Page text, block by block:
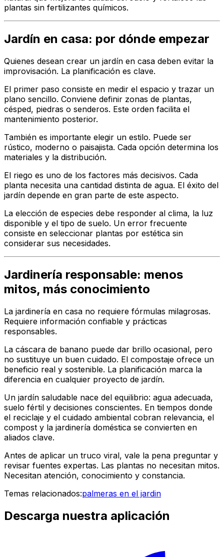
plantas sin fertilizantes químicos.
Jardín en casa: por dónde empezar
Quienes desean crear un jardín en casa deben evitar la
improvisación. La planificación es clave.
El primer paso consiste en medir el espacio y trazar un
plano sencillo. Conviene definir zonas de plantas,
césped, piedras o senderos. Este orden facilita el
mantenimiento posterior.
También es importante elegir un estilo. Puede ser
rústico, moderno o paisajista. Cada opción determina los
materiales y la distribución.
El riego es uno de los factores más decisivos. Cada
planta necesita una cantidad distinta de agua. El éxito del
jardín depende en gran parte de este aspecto.
La elección de especies debe responder al clima, la luz
disponible y el tipo de suelo. Un error frecuente
consiste en seleccionar plantas por estética sin
considerar sus necesidades.
Jardinería responsable: menos
mitos, más conocimiento
La jardinería en casa no requiere fórmulas milagrosas.
Requiere información confiable y prácticas
responsables.
La cáscara de banano puede dar brillo ocasional, pero
no sustituye un buen cuidado. El compostaje ofrece un
beneficio real y sostenible. La planificación marca la
diferencia en cualquier proyecto de jardín.
Un jardín saludable nace del equilibrio: agua adecuada,
suelo fértil y decisiones conscientes. En tiempos donde
el reciclaje y el cuidado ambiental cobran relevancia, el
compost y la jardinería doméstica se convierten en
aliados clave.
Antes de aplicar un truco viral, vale la pena preguntar y
revisar fuentes expertas. Las plantas no necesitan mitos.
Necesitan atención, conocimiento y constancia.
Temas relacionados:palmeras en el jardin
Descarga nuestra aplicación